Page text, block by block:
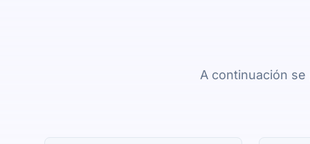
A continuación